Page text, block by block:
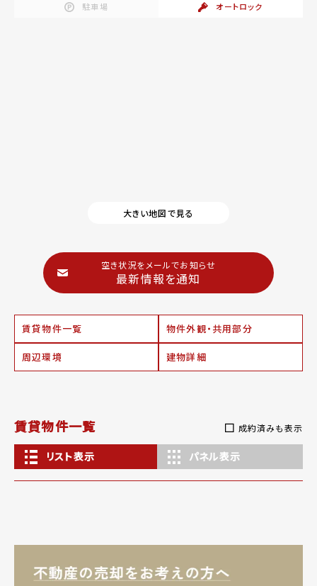
駐車場
オートロック
大きい地図で見る
空き状況をメールでお知らせ
最新情報を通知
賃貸物件一覧 物件外観・共用部分
周辺環境 建物詳細
賃貸物件一覧 成約済みも表示
リスト表示 パネル表示